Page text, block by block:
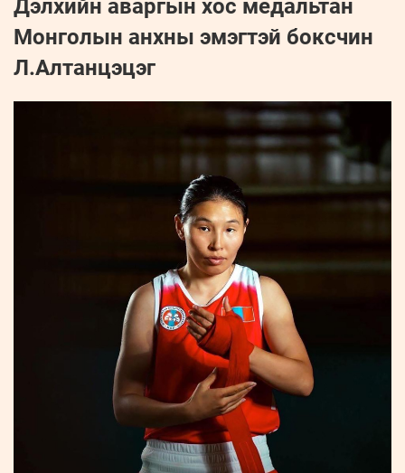
Дэлхийн аваргын хос медальтан
Монголын анхны эмэгтэй боксчин
Л.Алтанцэцэг